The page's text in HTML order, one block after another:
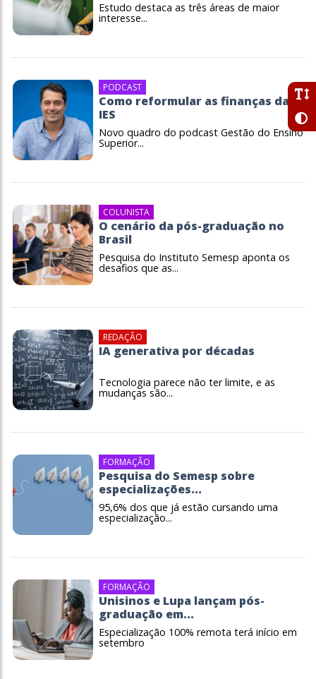
Estudo destaca as três áreas de maior
interesse...
PODCAST
Como reformular as finanças da
IES
Novo quadro do podcast Gestão do Ensino
Superior...
COLUNISTA
O cenário da pós-graduação no
Brasil
Pesquisa do Instituto Semesp aponta os
desafios que as...
REDAÇÃO
IA generativa por décadas
Tecnologia parece não ter limite, e as
mudanças são...
FORMAÇÃO
Pesquisa do Semesp sobre
especializações...
95,6% dos que já estão cursando uma
especialização...
FORMAÇÃO
Unisinos e Lupa lançam pós-
graduação em...
Especialização 100% remota terá início em
setembro